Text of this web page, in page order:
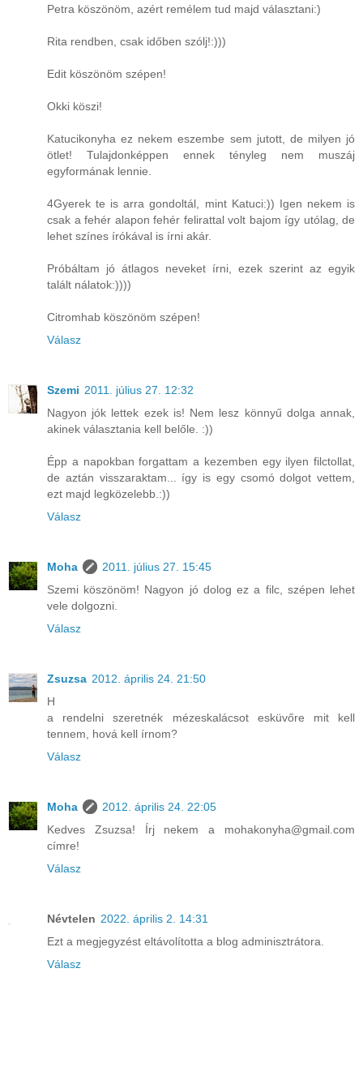
Petra köszönöm, azért remélem tud majd választani:)
Rita rendben, csak időben szólj!:)))
Edit köszönöm szépen!
Okki köszi!
Katucikonyha ez nekem eszembe sem jutott, de milyen jó
ötlet! Tulajdonképpen ennek tényleg nem muszáj
egyformának lennie.
4Gyerek te is arra gondoltál, mint Katuci:)) Igen nekem is
csak a fehér alapon fehér felirattal volt bajom így utólag, de
lehet színes írókával is írni akár.
Próbáltam jó átlagos neveket írni, ezek szerint az egyik
talált nálatok:))))
Citromhab köszönöm szépen!
Válasz
Szemi 2011. július 27. 12:32
Nagyon jók lettek ezek is! Nem lesz könnyű dolga annak,
akinek választania kell belőle. :))
Épp a napokban forgattam a kezemben egy ilyen filctollat,
de aztán visszaraktam... így is egy csomó dolgot vettem,
ezt majd legközelebb.:))
Válasz
Moha
2011. július 27. 15:45
Szemi köszönöm! Nagyon jó dolog ez a filc, szépen lehet
vele dolgozni.
Válasz
Zsuzsa 2012. április 24. 21:50
H
a rendelni szeretnék mézeskalácsot esküvőre mit kell
tennem, hová kell írnom?
Válasz
Moha
2012. április 24. 22:05
Kedves Zsuzsa! Írj nekem a mohakonyha@gmail.com
címre!
Válasz
Névtelen 2022. április 2. 14:31
Ezt a megjegyzést eltávolította a blog adminisztrátora.
Válasz